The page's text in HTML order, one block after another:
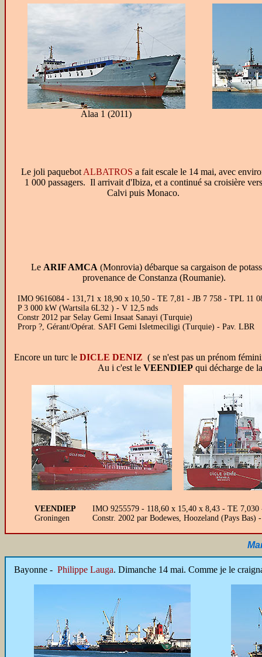
Alaa 1 (2011)
Le joli paquebot ALBATROS a fait escale le 14 mai, avec
1 000 passagers. Il arrivait d'Ibiza, et a continué sa croisière vers
Calvi puis Monaco.
Le ARIF AMCA (Monrovia) débarque sa cargaison de
provenance de Constanza (Roumanie).
IMO 9616084 - 131,71 x 18,90 x 10,50 - TE 7,81 - JB 7 758 - TPL 11
P 3 000 kW (Wartsila 6L32 ) - V 12,5 nds
Constr 2012 par Selay Gemi Insaat Sanayi (Turquie)
Prorp ?, Gérant/Opérat. SAFI Gemi Isletmeciligi (Turquie) - Pav. LBR
Encore un turc le DICLE DENIZ ( se n'est pas un prénom
Au i c'est le VEENDIEP qui décharge de
VEENDIEP
Groningen
IMO 9255579 - 118,60 x 15,40 x 8,43 - TE
Constr. 2002 par Bodewes, Hoozeland (Pays
Bayonne - Philippe Lauga. Dimanche 14 mai. Comme je le